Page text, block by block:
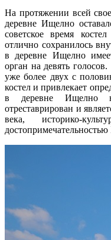
На протяжении всей
деревне Ищелно
советское время
отлично сохранилось
в деревне Ищелно
орган на девять
уже более двух с
костел и привлекает
в деревне Ищелно
отреставрирован и
века, историко-
достопримечательностью